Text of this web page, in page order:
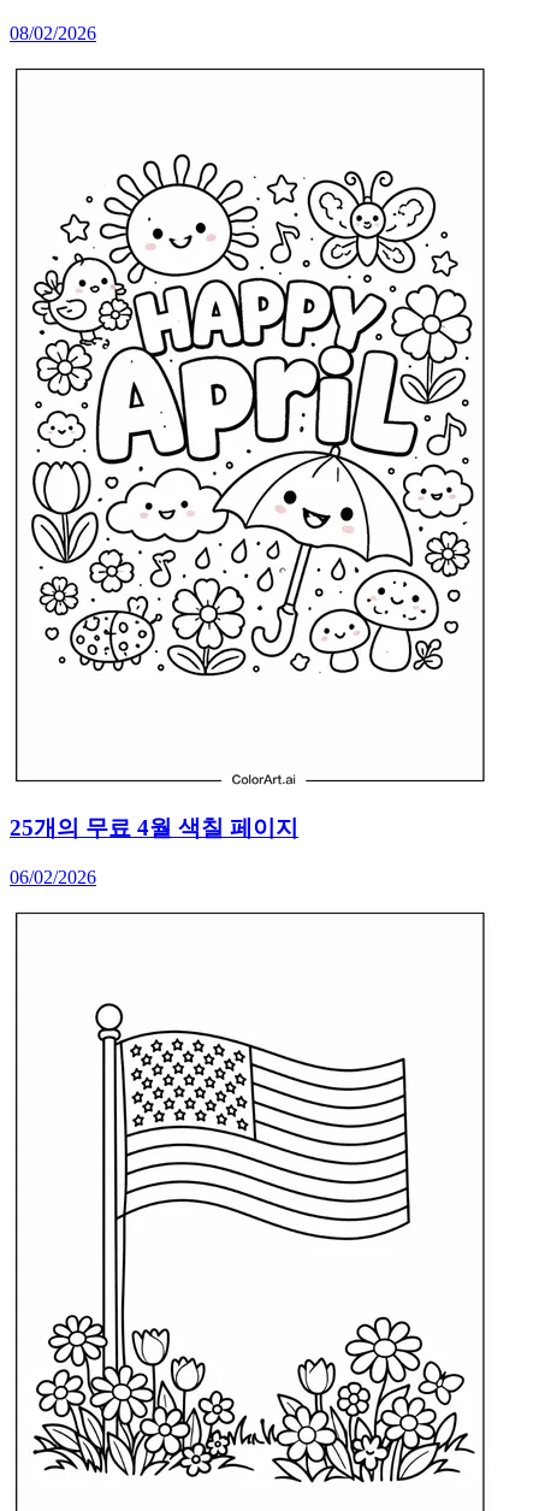
08/02/2026
25개의 무료 4월 색칠 페이지
06/02/2026